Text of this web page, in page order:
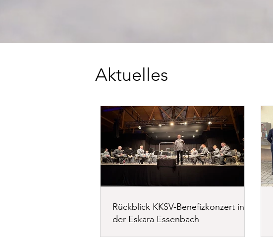
Aktuelles
Rückblick KKSV-Benefizkonzert in
der Eskara Essenbach